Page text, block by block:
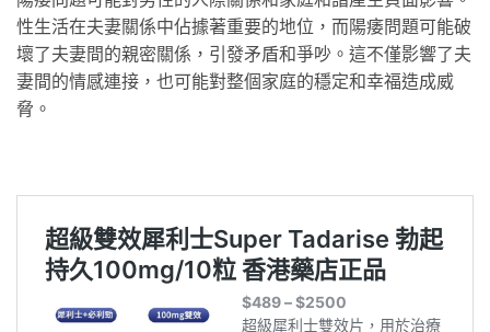
性生活在夫妻關係中佔據著重要的地位，而陽痿問題可能破
壞了夫妻間的親密關係，引發矛盾和爭吵。這不僅影響了夫
妻間的情感連接，也可能對整個家庭的穩定和幸福造成威
脅。